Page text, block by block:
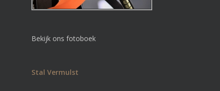
Bekijk ons fotoboek
Stal Vermulst